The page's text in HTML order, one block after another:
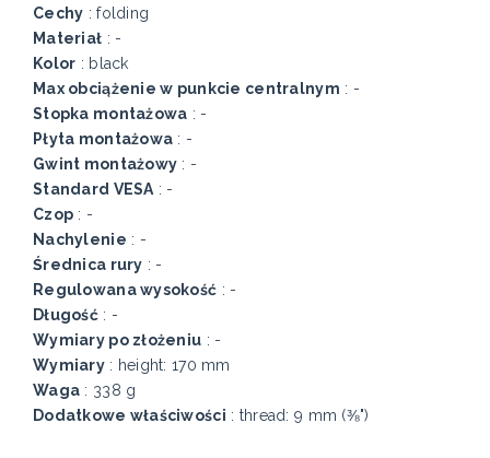
Cechy : folding
Materiał : -
Kolor : black
Max obciążenie w punkcie centralnym : -
Stopka montażowa : -
Płyta montażowa : -
Gwint montażowy : -
Standard VESA: -
Czop : -
Nachylenie : -
Średnica rury : -
Regulowana wysokość : -
Długość: -
Wymiary po złożeniu : -
Wymiary: height: 170 mm
Waga : 338 g
Dodatkowe właściwości : thread: 9 mm (⅜")